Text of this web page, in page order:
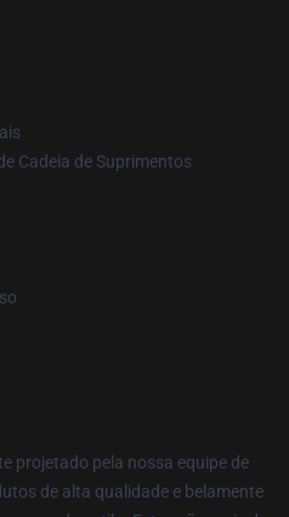
Cadeia de Suprimentos
projetado pela nossa equipe de
de alta qualidade e belamente